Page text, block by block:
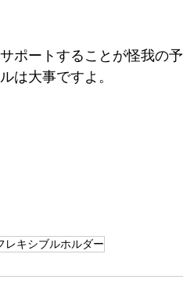
ポートすることが怪我の予
は大事ですよ。
レキシブルホルダー